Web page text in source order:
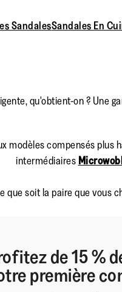
SandalesSandales En
qu'obtient-on ? Une
modèles compensés
intermédiaires
que soit la paire que vous
de 15 %
première